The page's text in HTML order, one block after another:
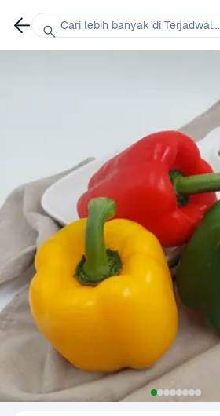
Cari lebih banyak di Terjadwal...